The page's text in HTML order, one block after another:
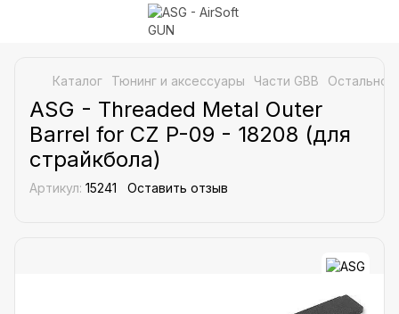
Каталог Тюнинг и аксессуары Части GBB Остальное
ASG - Threaded Metal Outer
Barrel for CZ P-09 - 18208 (для
страйкбола)
Артикул: 15241 Оставить отзыв